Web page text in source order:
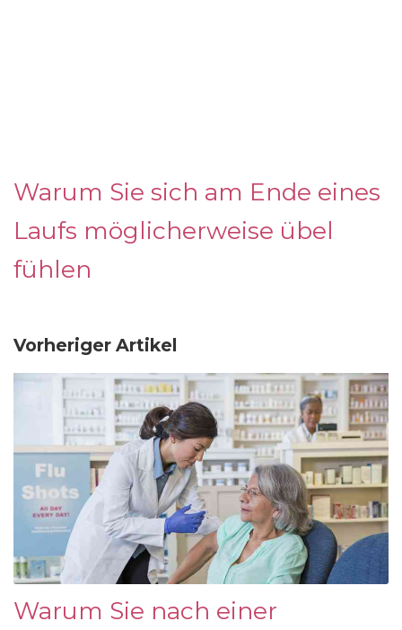
Warum Sie sich am Ende eines
Laufs möglicherweise übel
fühlen
Vorheriger Artikel
Warum Sie nach einer